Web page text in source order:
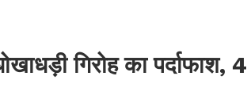
गिरोह का पर्दाफाश, 4